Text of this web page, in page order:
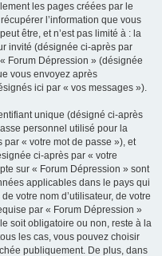
les pages créées par le
l’information que vous
être, et n’est pas limité à : la
invité (désignée ci-après par
Forum Dépression » (désignée
vous envoyez après
ici par « vos messages »).
unique (désigné ci-après
personnel utilisé pour la
« votre mot de passe »), et
ci-après par « votre
sur « Forum Dépression » sont
applicables dans le pays qui
votre nom d’utilisateur, de votre
par « Forum Dépression »
soit obligatoire ou non, reste à la
les cas, vous pouvez choisir
publiquement. De plus, dans